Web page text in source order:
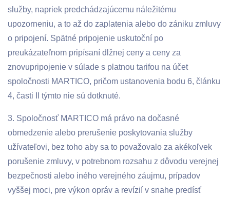
služby, napriek predchádzajúcemu náležitému
upozorneniu, a to až do zaplatenia alebo do zániku zmluvy
o pripojení. Spätné pripojenie uskutoční po
preukázateľnom pripísaní dlžnej ceny a ceny za
znovupripojenie v súlade s platnou tarifou na účet
spoločnosti MARTICO, pričom ustanovenia bodu 6, článku
4, časti II týmto nie sú dotknuté.
3. Spoločnosť MARTICO má právo na dočasné
obmedzenie alebo prerušenie poskytovania služby
užívateľovi, bez toho aby sa to považovalo za akékoľvek
porušenie zmluvy, v potrebnom rozsahu z dôvodu verejnej
bezpečnosti alebo iného verejného záujmu, prípadov
vyššej moci, pre výkon opráv a revízií v snahe predísť